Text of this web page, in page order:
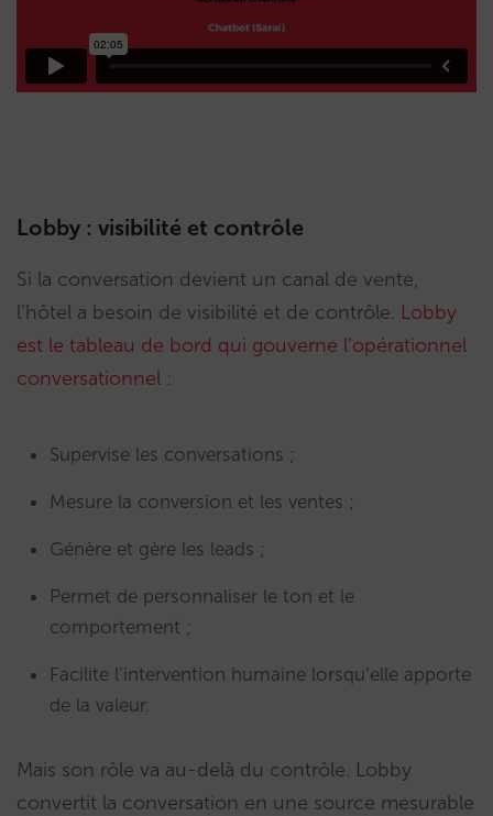
Lobby : visibilité et contrôle
Si la conversation devient un canal de vente,
l’hôtel a besoin de visibilité et de contrôle. Lobby
est le tableau de bord qui gouverne l’opérationnel
conversationnel :
Supervise les conversations ;
Mesure la conversion et les ventes ;
Génère et gère les leads ;
Permet de personnaliser le ton et le
comportement ;
Facilite l’intervention humaine lorsqu’elle apporte
de la valeur.
Mais son rôle va au-delà du contrôle. Lobby
convertit la conversation en une source mesurable